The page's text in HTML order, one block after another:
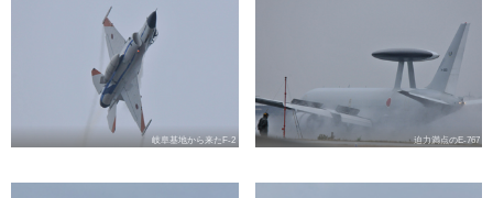
岐阜基地から来たF-2 迫力満点のE-767